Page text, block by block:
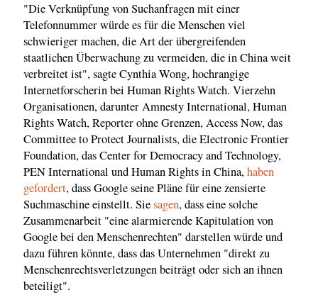
"Die Verknüpfung von Suchanfragen mit einer
Telefonnummer würde es für die Menschen viel
schwieriger machen, die Art der übergreifenden
staatlichen Überwachung zu vermeiden, die in China weit
verbreitet ist", sagte Cynthia Wong, hochrangige
Internetforscherin bei Human Rights Watch. Vierzehn
Organisationen, darunter Amnesty International, Human
Rights Watch, Reporter ohne Grenzen, Access Now, das
Committee to Protect Journalists, die Electronic Frontier
Foundation, das Center for Democracy and Technology,
PEN International und Human Rights in China,haben
gefordert, dass Google seine Pläne für eine zensierte
Suchmaschine einstellt. Siesagen, dass eine solche
Zusammenarbeit "eine alarmierende Kapitulation von
Google bei den Menschenrechten" darstellen würde und
dazu führen könnte, dass das Unternehmen "direkt zu
Menschenrechtsverletzungen beiträgt oder sich an ihnen
beteiligt".